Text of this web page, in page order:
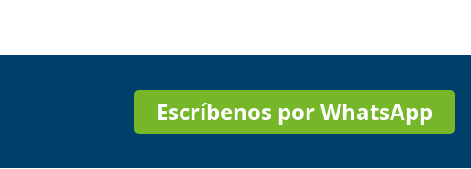
Escríbenos por WhatsApp